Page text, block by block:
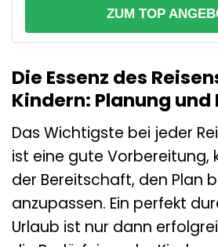
ZUM TOP
Die Essenz des
Kindern: Planung
Das Wichtigste bei jeder
ist eine gute Vorbereitung,
der Bereitschaft, den Plan
anzupassen. Ein perfekt
Urlaub ist nur dann